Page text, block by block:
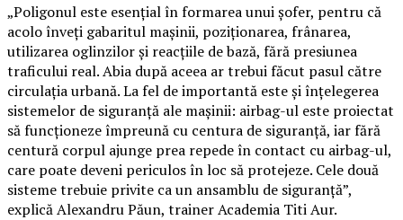
„Poligonul este esențial în formarea unui șofer, pentru că
acolo înveți gabaritul mașinii, poziționarea, frânarea,
utilizarea oglinzilor și reacțiile de bază, fără presiunea
traficului real. Abia după aceea ar trebui făcut pasul către
circulația urbană. La fel de importantă este și înțelegerea
sistemelor de siguranță ale mașinii: airbag-ul este proiectat
să funcționeze împreună cu centura de siguranță, iar fără
centură corpul ajunge prea repede în contact cu airbag-ul,
care poate deveni periculos în loc să protejeze. Cele două
sisteme trebuie privite ca un ansamblu de siguranță”,
explică Alexandru Păun, trainer Academia Titi Aur.